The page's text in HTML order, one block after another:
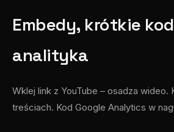
Embedy, krótkie
analityka
Wklej link z YouTube – osadza
treściach. Kod Google Analytics w